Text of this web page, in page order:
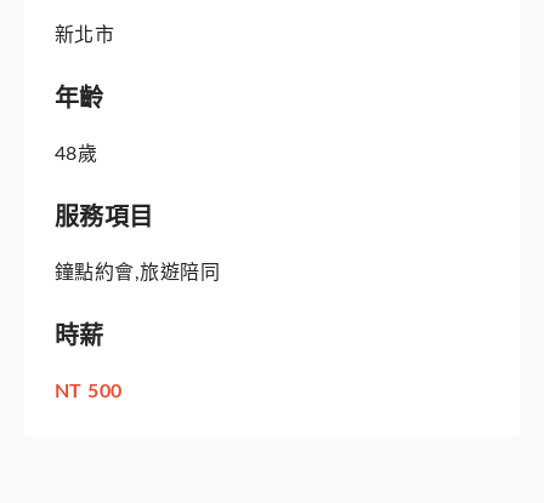
新北市
年齡
48歲
服務項目
鐘點約會,旅遊陪同
時薪
NT 500